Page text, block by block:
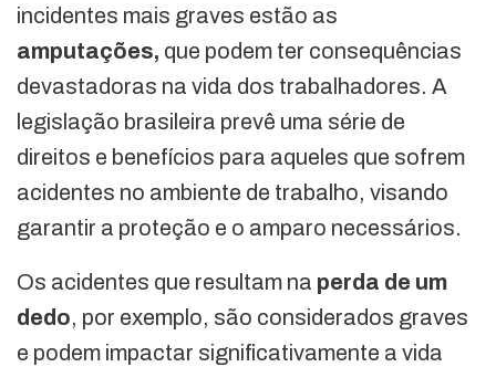
incidentes mais graves estão as
amputações, que podem ter consequências
devastadoras na vida dos trabalhadores. A
legislação brasileira prevê uma série de
direitos e benefícios para aqueles que sofrem
acidentes no ambiente de trabalho, visando
garantir a proteção e o amparo necessários.
Os acidentes que resultam na perda de um
dedo, por exemplo, são considerados graves
e podem impactar significativamente a vida